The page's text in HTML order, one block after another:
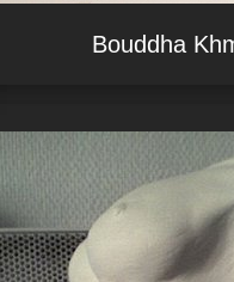
Bouddha